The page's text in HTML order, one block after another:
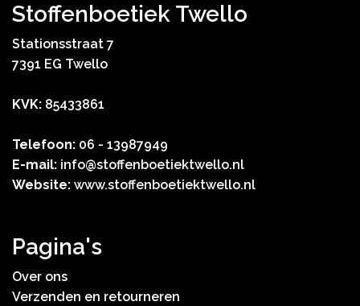
Stoffenboetiek Twello
Stationsstraat 7
7391 EG Twello
KVK: 85433861
Telefoon: 06 - 13987949
E-mail: info@stoffenboetiektwello.nl
Website: www.stoffenboetiektwello.nl
Pagina's
Over ons
Verzenden en retourneren